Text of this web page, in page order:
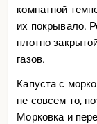
комнатной
их покрывало.
плотно
газов.
Капуста с
не совсем то,
Морковка и